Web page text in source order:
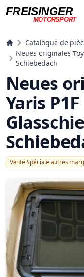
FREISINGER
MOTORSPORT
Catalogue de
Neues originales
Schiebedach
Neues
Yaris P1F
Vente Spéciale autres